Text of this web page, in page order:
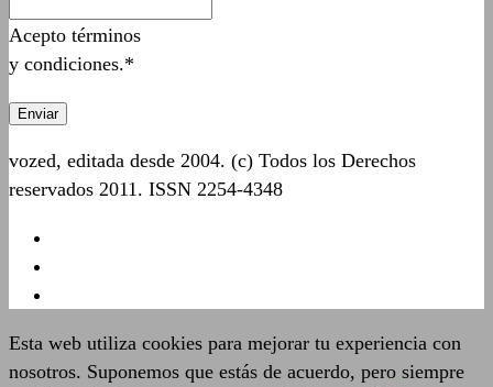
Acepto términos
y condiciones.*
vozed, editada desde 2004. (c) Todos los Derechos
reservados 2011. ISSN 2254-4348
Esta web utiliza cookies para mejorar tu experiencia con
nosotros. Suponemos que estás de acuerdo, pero siempre